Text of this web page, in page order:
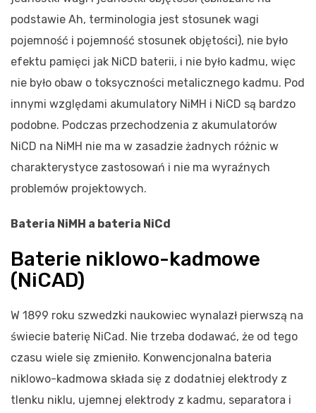
podstawie Ah, terminologia jest stosunek wagi
pojemność i pojemność stosunek objętości), nie było
efektu pamięci jak NiCD baterii, i nie było kadmu, więc
nie było obaw o toksyczności metalicznego kadmu. Pod
innymi względami akumulatory NiMH i NiCD są bardzo
podobne. Podczas przechodzenia z akumulatorów
NiCD na NiMH nie ma w zasadzie żadnych różnic w
charakterystyce zastosowań i nie ma wyraźnych
problemów projektowych.
Bateria NiMH a bateria NiCd
Baterie niklowo-kadmowe
(NiCAD)
W 1899 roku szwedzki naukowiec wynalazł pierwszą na
świecie baterię NiCad. Nie trzeba dodawać, że od tego
czasu wiele się zmieniło. Konwencjonalna bateria
niklowo-kadmowa składa się z dodatniej elektrody z
tlenku niklu, ujemnej elektrody z kadmu, separatora i